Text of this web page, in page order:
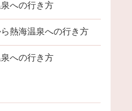
への行き方
熱海温泉への行き方
への行き方